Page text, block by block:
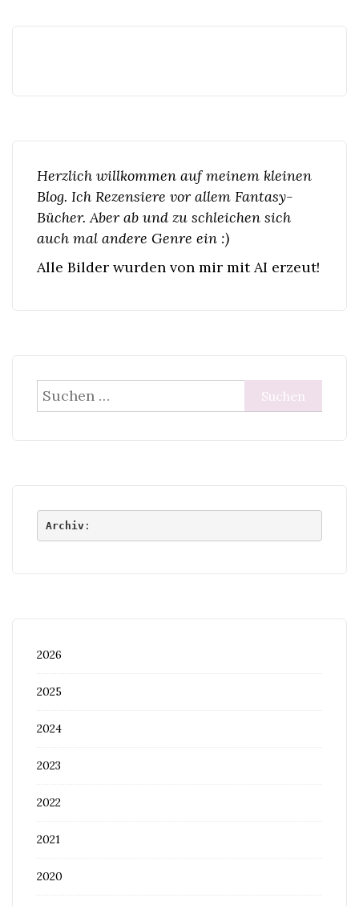
Herzlich willkommen auf meinem kleinen
Blog. Ich Rezensiere vor allem Fantasy-
Bücher. Aber ab und zu schleichen sich
auch mal andere Genre ein :)
Alle Bilder wurden von mir mit AI erzeut!
Suchen
nach:
Archiv:
2026
2025
2024
2023
2022
2021
2020